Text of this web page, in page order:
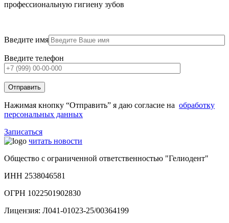
профессиональную гигиену зубов
Введите имя
Введите телефон
Нажимая кнопку “Отправить” я даю согласие на обработку
персональных данных
Записаться
читать новости
Общество с ограниченной ответственностью "Гелиодент"
ИНН 2538046581
ОГРН 1022501902830
Лицензия: Л041-01023-25/00364199